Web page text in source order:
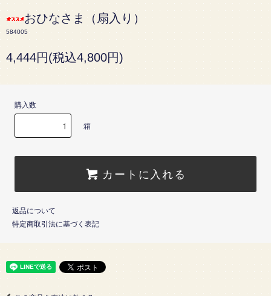
おひなさま（扇入り）
584005
4,444円(税込4,800円)
購入数
箱
カートに入れる
返品について
特定商取引法に基づく表記